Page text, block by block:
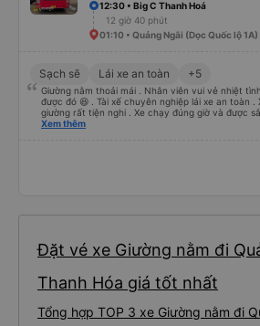
12:30 • Big C Thanh Hoá
12 giờ 40 phút
01:10 • Quảng Ngãi (Dọc Quốc lộ 1A)
Sạch sẽ Lái xe an toàn +5
Giường nằm thoải mái . Nhân viên vui vẻ nhiệt
được đó 😆 . Tài xế chuyên nghiệp lái xe an toàn .
giường rất tiện nghi . Xe chạy đúng giờ và được
. Điểm 10 cho hoàng long đỏ 👍
Xem thêm
Đặt vé xe Giường nằm đi
Thanh Hóa giá tốt nhất
Tổng hợp TOP 3 xe Giường nằm đi